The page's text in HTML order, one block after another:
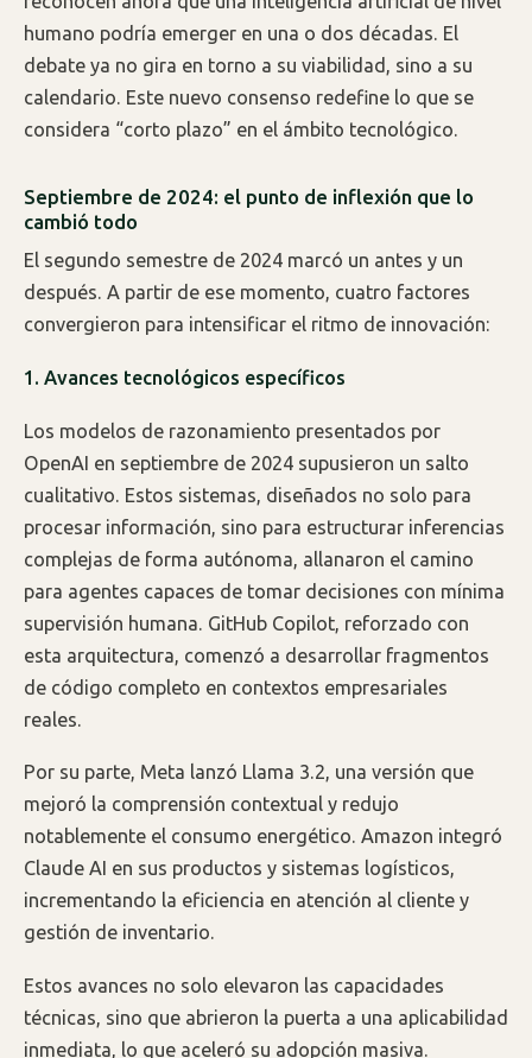
humano podría emerger en una o dos décadas. El
debate ya no gira en torno a su viabilidad, sino a su
calendario. Este nuevo consenso redefine lo que se
considera “corto plazo” en el ámbito tecnológico.
Septiembre de 2024: el punto de inflexión que lo
cambió todo
El segundo semestre de 2024 marcó un antes y un
después. A partir de ese momento, cuatro factores
convergieron para intensificar el ritmo de innovación:
1. Avances tecnológicos específicos
Los modelos de razonamiento presentados por
OpenAI en septiembre de 2024 supusieron un salto
cualitativo. Estos sistemas, diseñados no solo para
procesar información, sino para estructurar inferencias
complejas de forma autónoma, allanaron el camino
para agentes capaces de tomar decisiones con mínima
supervisión humana. GitHub Copilot, reforzado con
esta arquitectura, comenzó a desarrollar fragmentos
de código completo en contextos empresariales
reales.
Por su parte, Meta lanzó Llama 3.2, una versión que
mejoró la comprensión contextual y redujo
notablemente el consumo energético. Amazon integró
Claude AI en sus productos y sistemas logísticos,
incrementando la eficiencia en atención al cliente y
gestión de inventario.
Estos avances no solo elevaron las capacidades
técnicas, sino que abrieron la puerta a una aplicabilidad
inmediata, lo que aceleró su adopción masiva.